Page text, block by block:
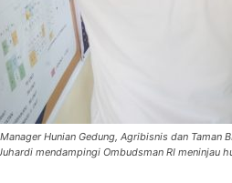
Hunian Gedung, Agribisnis dan Taman
mendampingi Ombudsman RI meninjau